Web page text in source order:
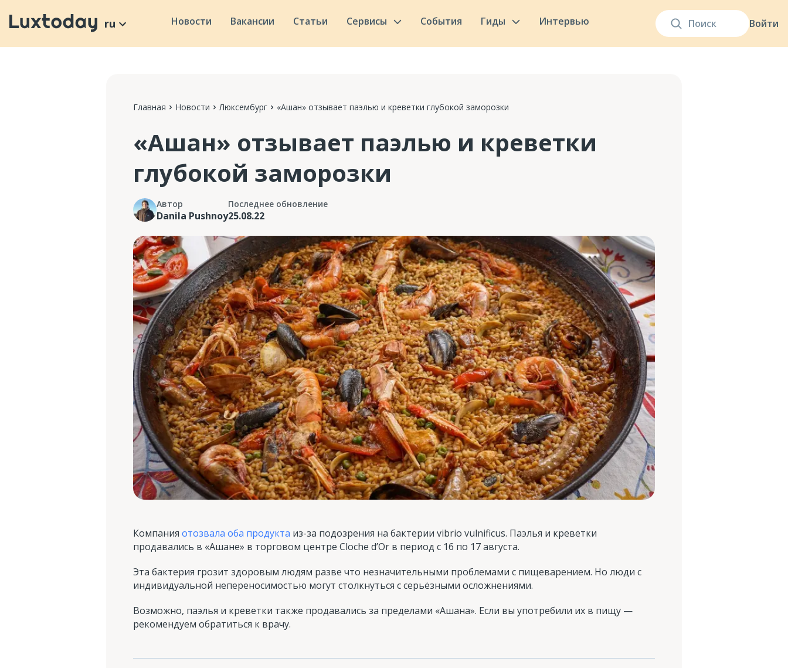
Войти
ru Новости Вакансии Статьи Сервисы События Гиды Интервью
Главная Новости Люксембург «Ашан» отзывает паэлью и креветки глубокой заморозки
«Ашан» отзывает паэлью и креветки
глубокой заморозки
Автор
Danila Pushnoy
Последнее обновление
25.08.22
Компания отозвала оба продукта из-за подозрения на бактерии vibrio vulnificus. Паэлья и креветки
продавались в «Ашане» в торговом центре Cloche d’Or в период с 16 по 17 августа.
Эта бактерия грозит здоровым людям разве что незначительными проблемами с пищеварением. Но люди с
индивидуальной непереносимостью могут столкнуться с серьёзными осложнениями.
Возможно, паэлья и креветки также продавались за пределами «Ашана». Если вы употребили их в пищу —
рекомендуем обратиться к врачу.